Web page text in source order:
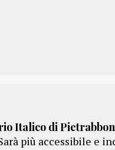
Italico di
più accessibile e